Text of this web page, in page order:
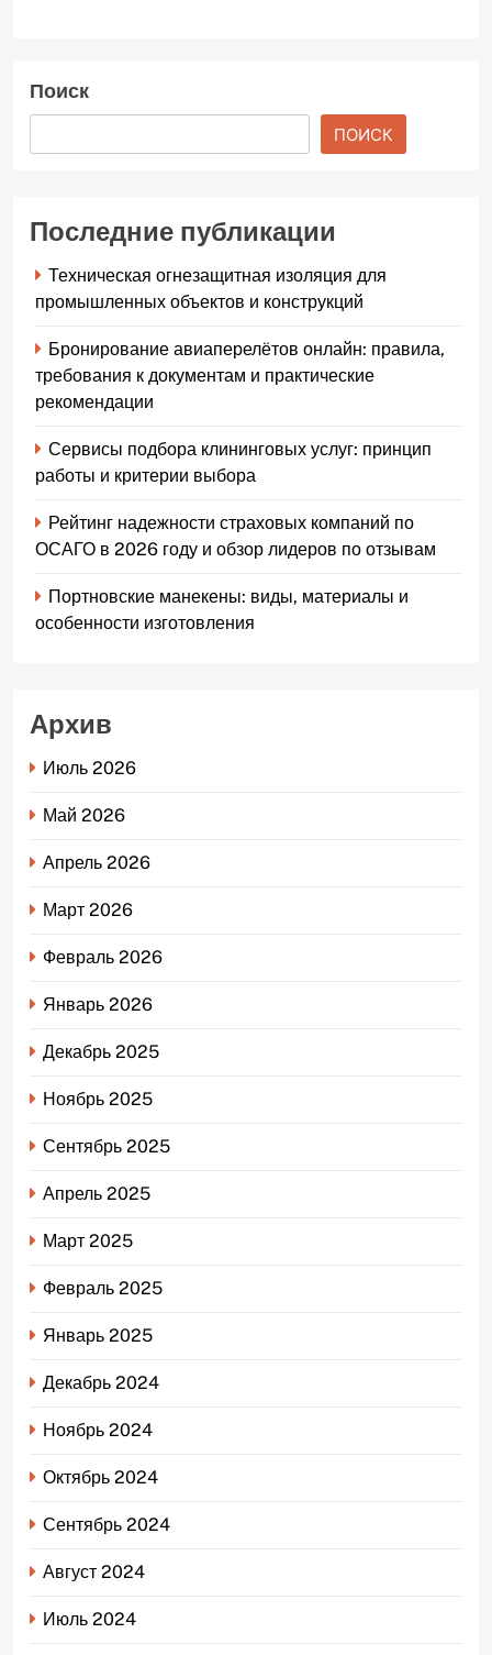
Поиск
ПОИСК
Последние публикации
Техническая огнезащитная изоляция для
промышленных объектов и конструкций
Бронирование авиаперелётов онлайн: правила,
требования к документам и практические
рекомендации
Сервисы подбора клининговых услуг: принцип
работы и критерии выбора
Рейтинг надежности страховых компаний по
ОСАГО в 2026 году и обзор лидеров по отзывам
Портновские манекены: виды, материалы и
особенности изготовления
Архив
Июль 2026
Май 2026
Апрель 2026
Март 2026
Февраль 2026
Январь 2026
Декабрь 2025
Ноябрь 2025
Сентябрь 2025
Апрель 2025
Март 2025
Февраль 2025
Январь 2025
Декабрь 2024
Ноябрь 2024
Октябрь 2024
Сентябрь 2024
Август 2024
Июль 2024